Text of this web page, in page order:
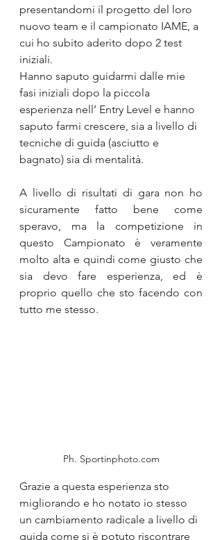
presentandomi il progetto del loro
nuovo team e il campionato IAME, a
cui ho subito aderito dopo 2 test
iniziali.
Hanno saputo guidarmi dalle mie
fasi iniziali dopo la piccola
esperienza nell’ Entry Level e hanno
saputo farmi crescere, sia a livello di
tecniche di guida (asciutto e
bagnato) sia di mentalità.
A livello di risultati di gara non ho
sicuramente fatto bene come
speravo, ma la competizione in
questo Campionato è veramente
molto alta e quindi come giusto che
sia devo fare esperienza, ed è
proprio quello che sto facendo con
tutto me stesso.
Ph. Sportinphoto.com
Grazie a questa esperienza sto
migliorando e ho notato io stesso
un cambiamento radicale a livello di
guida come si è potuto riscontrare